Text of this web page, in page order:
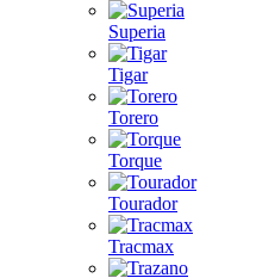
Superia
Tigar
Torero
Torque
Tourador
Tracmax